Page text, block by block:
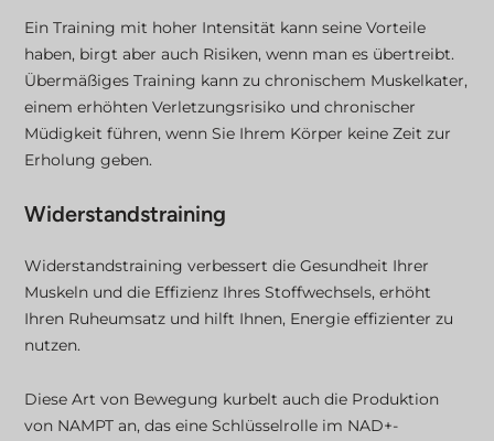
Ein Training mit hoher Intensität kann seine Vorteile
haben, birgt aber auch Risiken, wenn man es übertreibt.
Übermäßiges Training kann zu chronischem Muskelkater,
einem erhöhten Verletzungsrisiko und chronischer
Müdigkeit führen, wenn Sie Ihrem Körper keine Zeit zur
Erholung geben.
Widerstandstraining
Widerstandstraining verbessert die Gesundheit Ihrer
Muskeln und die Effizienz Ihres Stoffwechsels, erhöht
Ihren Ruheumsatz und hilft Ihnen, Energie effizienter zu
nutzen.
Diese Art von Bewegung kurbelt auch die Produktion
von NAMPT an, das eine Schlüsselrolle im NAD+-